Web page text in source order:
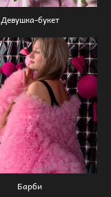
Девушка-букет
Барби